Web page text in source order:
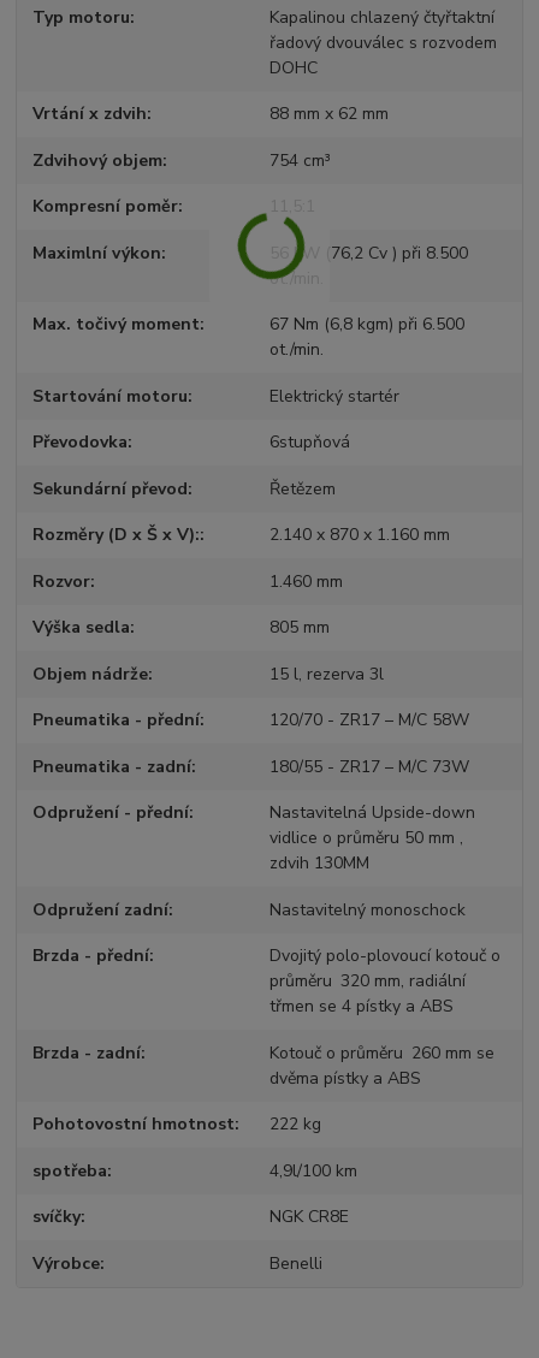
Typ motoru
Kapalinou chlazený čtyřtaktní
řadový dvouválec s rozvodem
DOHC
Vrtání x zdvih 88 mm x 62 mm
Zdvihový objem 754 cm³
Kompresní poměr
Maximlní výkon
56 kW (76,2 Cv ) při 8.500
ot./min.
Max. točivý moment
67 Nm (6,8 kgm) při 6.500
ot./min.
Startování motoru Elektrický startér
Převodovka 6stupňová
Sekundární převod Řetězem
Rozměry (D x Š x V): 2.140 x 870 x 1.160 mm
Rozvor 1.460 mm
Výška sedla 805 mm
Objem nádrže 15 l, rezerva 3l
Pneumatika - přední 120/70 - ZR17 – M/C 58W
Pneumatika - zadní 180/55 - ZR17 – M/C 73W
Odpružení - přední
Nastavitelná Upside-down
vidlice o průměru 50 mm ,
zdvih 130MM
Odpružení zadní Nastavitelný monoschock
Brzda - přední
Dvojitý polo-plovoucí kotouč o
průměru 320 mm, radiální
třmen se 4 pístky a ABS
Brzda - zadní
Kotouč o průměru 260 mm se
dvěma pístky a ABS
Pohotovostní hmotnost 222 kg
spotřeba 4,9l/100 km
svíčky NGK CR8E
Výrobce Benelli